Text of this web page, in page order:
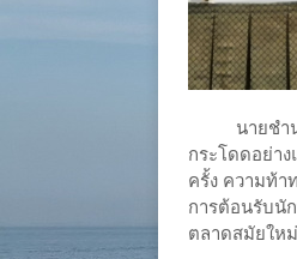
นายชำนาญ
กระโดดอย่า
ครั้ง ความท้า
การต้อนรับนั
ตลาดสมัยให